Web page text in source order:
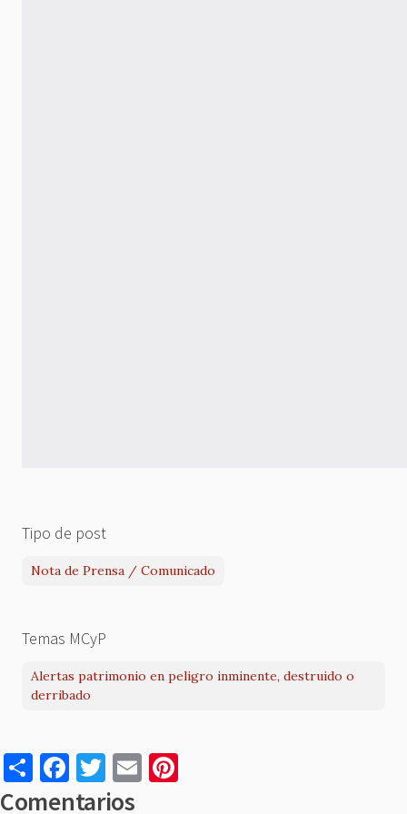
Tipo de post
Nota de Prensa / Comunicado
Temas MCyP
Alertas patrimonio en peligro inminente, destruido o
derribado
S
h
F
a
T
w
E
m
Comentarios